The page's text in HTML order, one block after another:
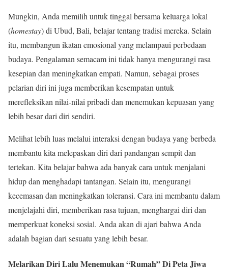
Mungkin, Anda memilih untuk tinggal bersama keluarga lokal
(homestay) di Ubud, Bali, belajar tentang tradisi mereka. Selain
itu, membangun ikatan emosional yang melampaui perbedaan
budaya. Pengalaman semacam ini tidak hanya mengurangi rasa
kesepian dan meningkatkan empati. Namun, sebagai proses
pelarian diri ini juga memberikan kesempatan untuk
merefleksikan nilai-nilai pribadi dan menemukan kepuasan yang
lebih besar dari diri sendiri.
Melihat lebih luas melalui interaksi dengan budaya yang berbeda
membantu kita melepaskan diri dari pandangan sempit dan
tertekan. Kita belajar bahwa ada banyak cara untuk menjalani
hidup dan menghadapi tantangan. Selain itu, mengurangi
kecemasan dan meningkatkan toleransi. Cara ini membantu dalam
menjelajahi diri, memberikan rasa tujuan, menghargai diri dan
memperkuat koneksi sosial. Anda akan di ajari bahwa Anda
adalah bagian dari sesuatu yang lebih besar.
Melarikan Diri Lalu Menemukan “Rumah” Di Peta Jiwa